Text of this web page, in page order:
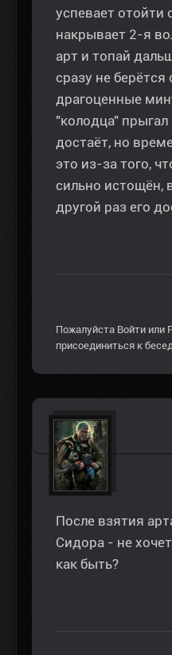
успевает отойти
накрывает 2-я
арт и топай
сразу не
драгоценные
"колодца"
достаёт, но
это из-за того,
сильно истощён,
другой раз его
Пожалуйста Войти или
присоединиться к
После взятия
Сидора - не
как быть?